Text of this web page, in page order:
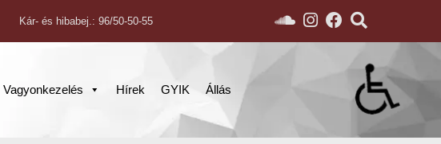
Kár- és hibabej.: 96/50-50-55
Vagyonkezelés Hírek GYIK Állás